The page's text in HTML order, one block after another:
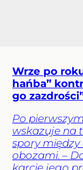
Wrze po
hańba”
go
Po
wskazuje na
spory
obozami. –